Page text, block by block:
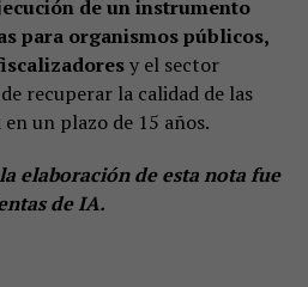
de un instrumento
para organismos públicos,
y el sector
recuperar la calidad de las
un plazo de 15 años.
elaboración de esta nota fue
de IA.